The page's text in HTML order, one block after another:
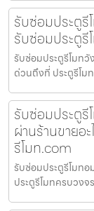
รับซ่อมประตูรี
รับซ่อมประตู
รับซ่อมประตูรีโมท
ด่วนถึงที่ ประตูรีโ
รับซ่อมประตูรี
ผ่านร้านขายอ
รีโมท.com
รับซ่อมประตูรีโมทอ
ประตูรีโมทครบวง